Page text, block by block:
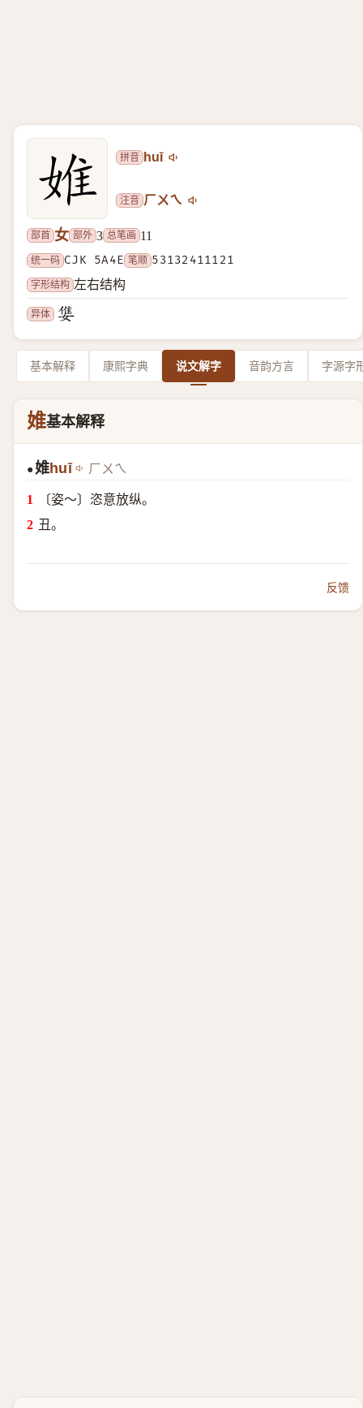
拼音 huī
注音 ㄏㄨㄟ
部首 女 部外 3 总笔画 11
统一码 CJK 5A4E 笔顺 53132411121
字形结构 左右结构
异体
基本解释 康熙字典 说文解字 音韵方言 字源字
婎基本解释
● 婎huī ㄏㄨㄟ
〔姿～〕恣意放纵。
丑。
反馈